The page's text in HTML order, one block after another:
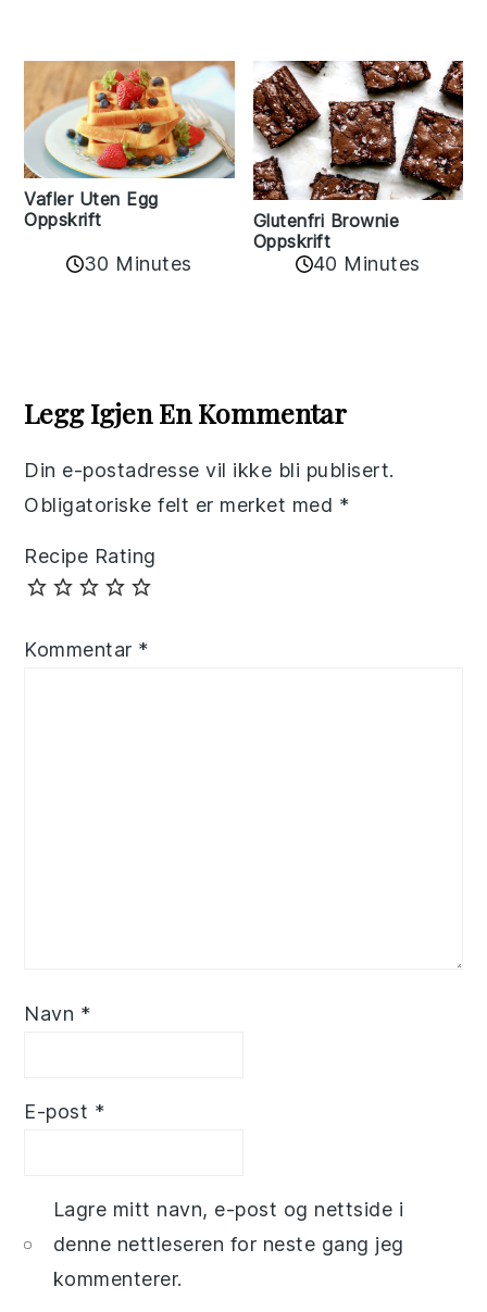
Vafler Uten Egg
Oppskrift
30 Minutes
Glutenfri Brownie
Oppskrift
40 Minutes
Interactions
Legg Igjen En Kommentar
Din e-postadresse vil ikke bli publisert.
Obligatoriske felt er merket med *
Recipe Rating
Kommentar *
Navn *
E-post *
Lagre mitt navn, e-post og nettside i
denne nettleseren for neste gang jeg
kommenterer.